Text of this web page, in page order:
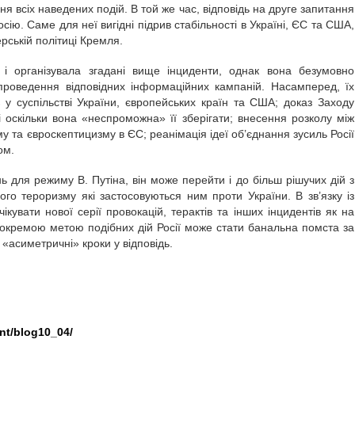
всіх наведених подій. В той же час, відповідь на друге запитання
Саме для неї вигідні підрив стабільності в Україні, ЄС та США,
політиці Кремля.
згадані вище інциденти, однак вона безумовно
відповідних інформаційних кампаній. Насамперед, їх
суспільстві України, європейських країн та США; доказ Заходу
оскільки вона «неспроможна» її зберігати; внесення розколу між
євроскептицизму в ЄС; реанімація ідеї об’єднання зусиль Росії
для режиму В. Путіна, він може перейти і до більш рішучих дій з
тероризму які застосовуються ним проти України. В зв’язку із
нової серії провокацій, терактів та інших інцидентів як на
метою подібних дій Росії може стати банальна помста за
кроки у відповідь.
blog10_04/